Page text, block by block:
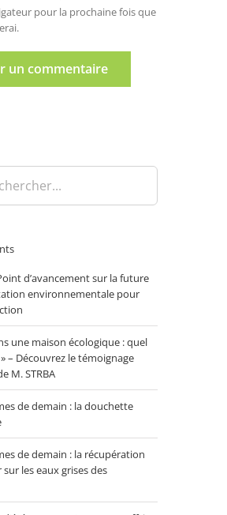
pour la prochaine fois que
d’avancement sur la future
environnementale pour
une maison écologique : quel
– Découvrez le témoignage
M. STRBA
de demain : la douchette
de demain : la récupération
les eaux grises des